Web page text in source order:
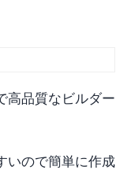
高品質なビルダー
いので簡単に作成